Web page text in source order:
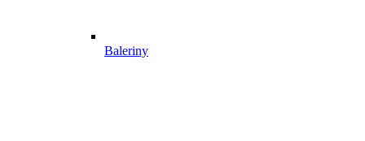
Baleriny